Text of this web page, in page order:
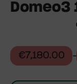
Domeo3
€7,180.00 –